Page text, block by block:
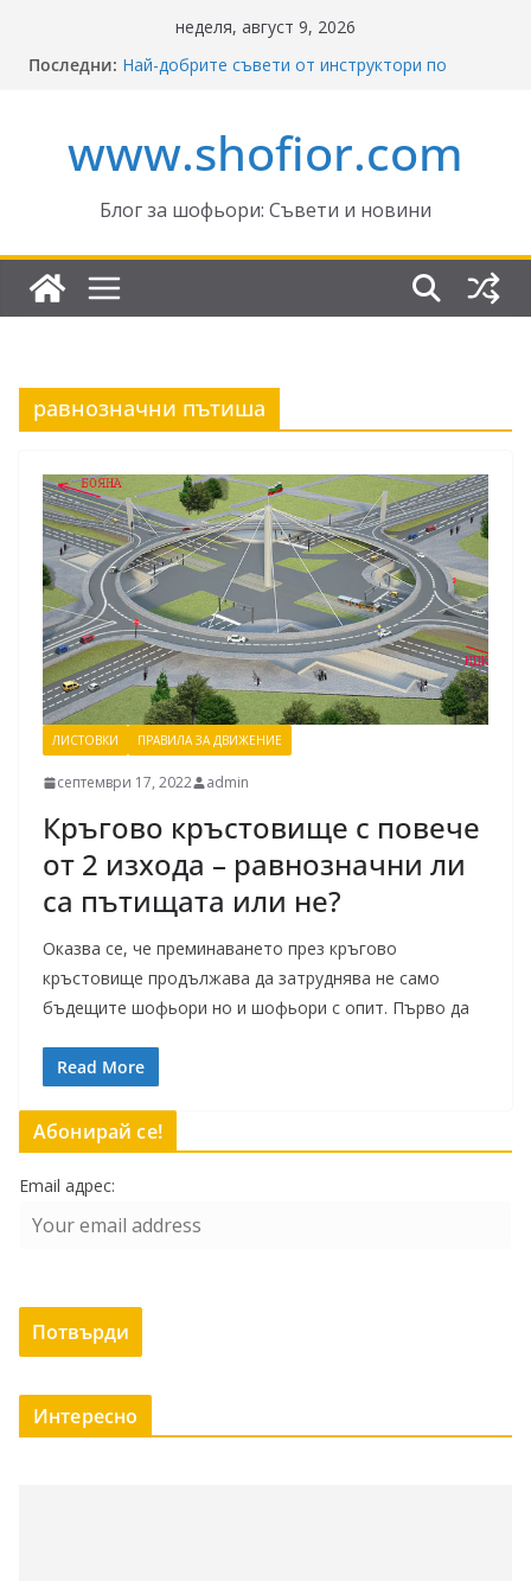
неделя, август 9, 2026
Последни: Най-добрите съвети от инструктори по
пътищата на България – в сила от 2026
ВНИМАНИЕ: Франция криминализира
Отнемане на контролни точки – по колко и
Промени в Закона за пътищата 2025–2026:
Какво трябва да знаят шофьорите?
www.shofior.com
Блог за шофьори: Съвети и новини
равнозначни пътиша
ЛИСТОВКИ ПРАВИЛА ЗА ДВИЖЕНИЕ
септември 17, 2022 admin
Кръгово кръстовище с повече
от 2 изхода – равнозначни ли
са пътищата или не?
Оказва се, че преминаването през кръгово
кръстовище продължава да затруднява не само
бъдещите шофьори но и шофьори с опит. Първо да
Read More
Абонирай се!
Email адрес:
Интересно